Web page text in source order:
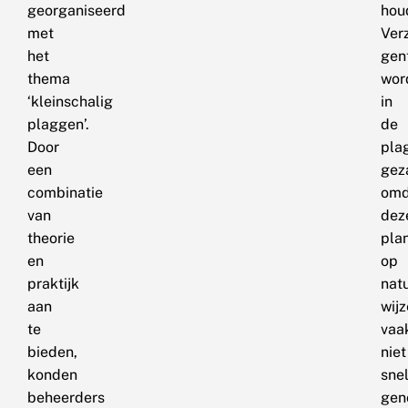
georganiseerd
met
het
thema
‘kleinschalig
plaggen’.
Door
een
combinatie
van
theorie
en
praktijk
aan
te
bieden,
konden
beheerders
in
de
op
niet
snel